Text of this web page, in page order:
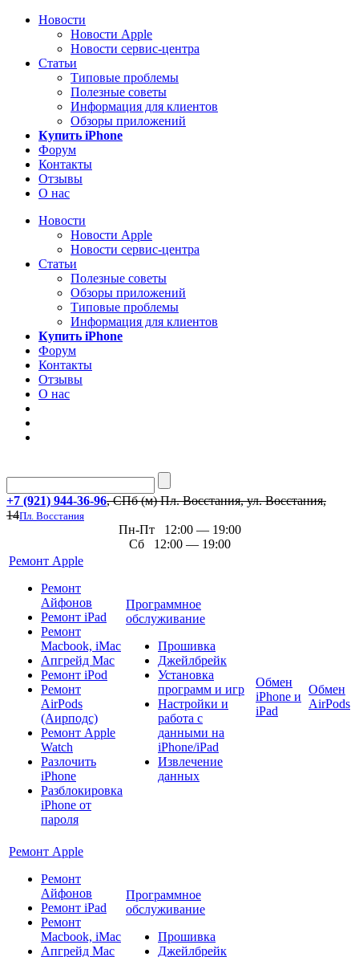
Новости
Новости Apple
Новости сервис-центра
Статьи
Типовые проблемы
Полезные советы
Информация для клиентов
Обзоры приложений
Купить iPhone
Форум
Контакты
Отзывы
О нас
Новости
Новости Apple
Новости сервис-центра
Статьи
Полезные советы
Обзоры приложений
Типовые проблемы
Информация для клиентов
Купить iPhone
Форум
Контакты
Отзывы
О нас
+7 (921) 944-36-96, СПб (м) Пл. Восстания, ул. Восстания,
14Пл. Восстания
Пн-Пт 12:00 — 19:00
Сб 12:00 — 19:00
Ремонт Apple
Ремонт
Айфонов
Ремонт iPad
Ремонт
Macbook, iMac
Апгрейд Mac
Ремонт iPod
Ремонт
AirPods
(Аирподс)
Ремонт Apple
Watch
Разлочить
iPhone
Разблокировка
iPhone от
пароля
Программное
обслуживание
Прошивка
Джейлбрейк
Установка
программ и игр
Настройки и
работа с
данными на
iPhone/iPad
Извлечение
данных
Обмен
iPhone и
iPad
Обмен
AirPods
Ремонт Apple
Ремонт
Айфонов
Ремонт iPad
Ремонт
Macbook, iMac
Апгрейд Mac
Программное
обслуживание
Прошивка
Джейлбрейк